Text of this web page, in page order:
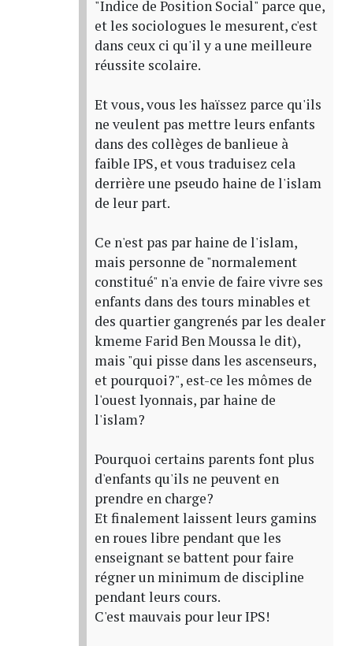
"Indice de Position Social" parce que,
et les sociologues le mesurent, c'est
dans ceux ci qu'il y a une meilleure
réussite scolaire.
Et vous, vous les haïssez parce qu'ils
ne veulent pas mettre leurs enfants
dans des collèges de banlieue à
faible IPS, et vous traduisez cela
derrière une pseudo haine de l'islam
de leur part.
Ce n'est pas par haine de l'islam,
mais personne de "normalement
constitué" n'a envie de faire vivre ses
enfants dans des tours minables et
des quartier gangrenés par les dealer
kmeme Farid Ben Moussa le dit),
mais "qui pisse dans les ascenseurs,
et pourquoi?", est-ce les mômes de
l'ouest lyonnais, par haine de
l'islam?
Pourquoi certains parents font plus
d'enfants qu'ils ne peuvent en
prendre en charge?
Et finalement laissent leurs gamins
en roues libre pendant que les
enseignant se battent pour faire
régner un minimum de discipline
pendant leurs cours.
C'est mauvais pour leur IPS!